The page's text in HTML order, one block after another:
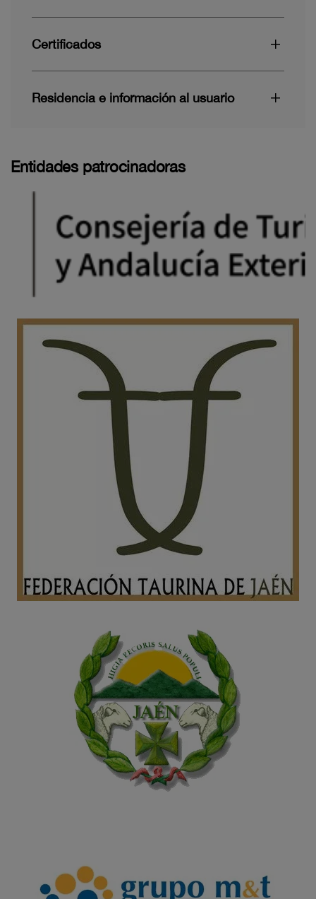
Certificados
Residencia e información al usuario
Entidades patrocinadoras